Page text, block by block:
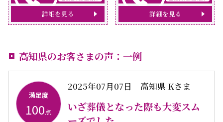
詳細を見る 詳細を見る
高知県のお客さまの声：一例
満足度
100点
2025年07月07日 高知県 Kさま
いざ葬儀となった際も大変スム